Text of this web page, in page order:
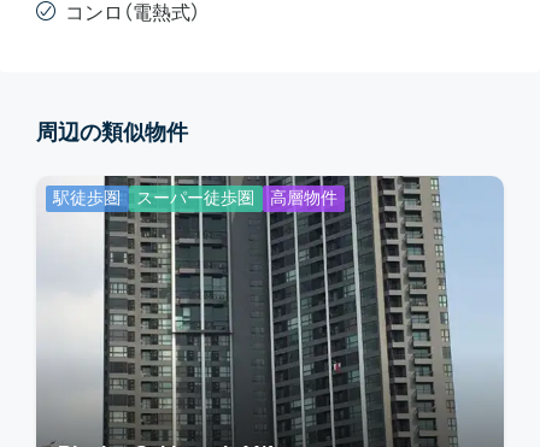
コンロ（電熱式）
周辺の類似物件
駅徒歩圏 スーパー徒歩圏 高層物件